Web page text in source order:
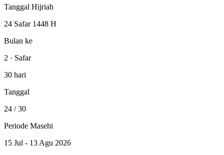
Tanggal Hijriah
24 Safar 1448 H
Bulan ke
2 · Safar
30 hari
Tanggal
24 / 30
Periode Masehi
15 Jul - 13 Agu 2026